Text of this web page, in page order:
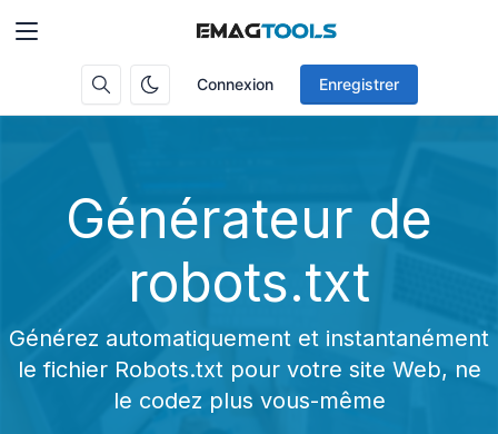
Connexion Enregistrer
Générateur de
robots.txt
Générez automatiquement et instantanément
le fichier Robots.txt pour votre site Web, ne
le codez plus vous-même